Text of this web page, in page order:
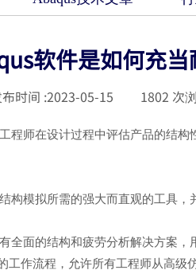
软件是如何充
时间 :2023-05-15 1802 次
程师在设计过程中评估产品的结
构模拟所需的强大而直观的工具
全面的结构和疲劳分析解决方案
工作流程，允许所有工程师从高